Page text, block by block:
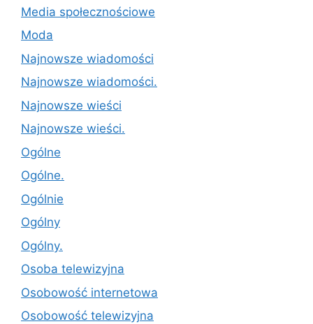
Media społecznościowe
Moda
Najnowsze wiadomości
Najnowsze wiadomości.
Najnowsze wieści
Najnowsze wieści.
Ogólne
Ogólne.
Ogólnie
Ogólny
Ogólny.
Osoba telewizyjna
Osobowość internetowa
Osobowość telewizyjna